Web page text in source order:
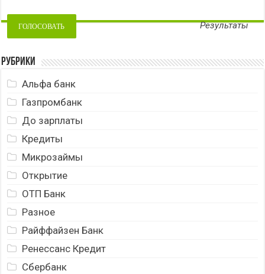
Результаты
Рубрики
Альфа банк
Газпромбанк
До зарплаты
Кредиты
Микрозаймы
Открытие
ОТП Банк
Разное
Райффайзен Банк
Ренессанс Кредит
Сбербанк